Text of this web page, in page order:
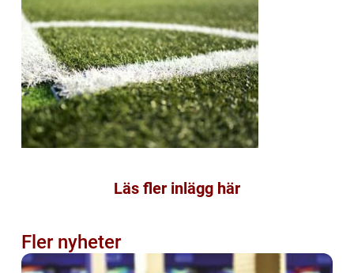
Läs fler inlägg här
Fler nyheter